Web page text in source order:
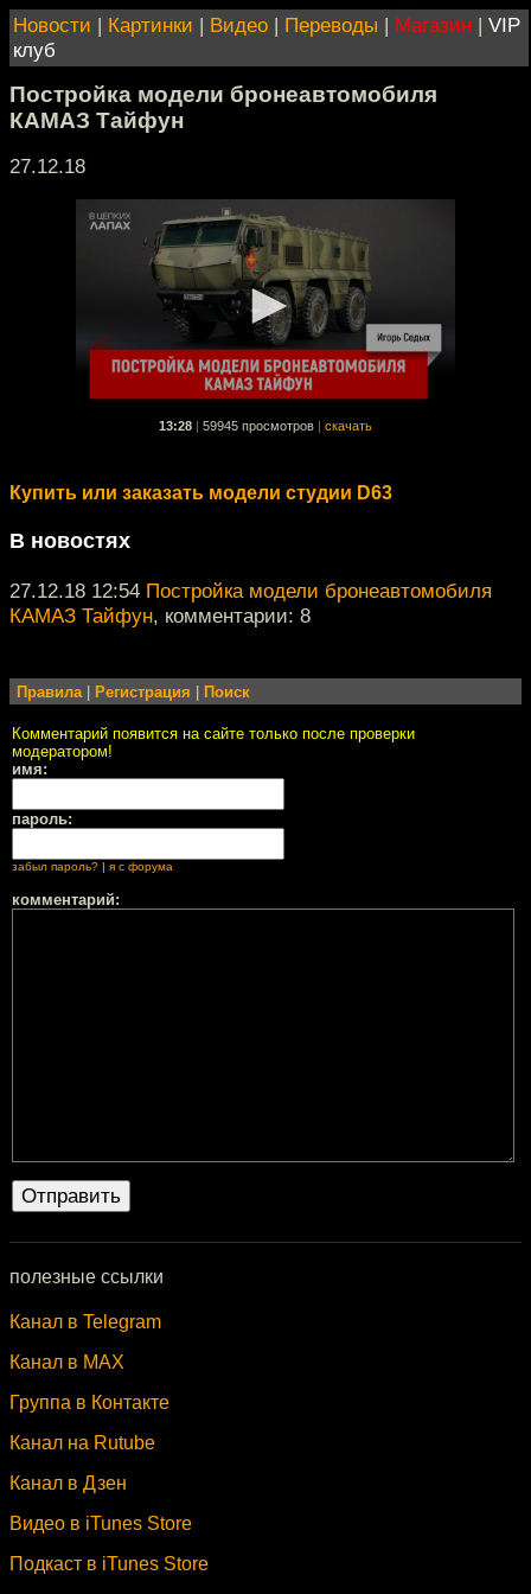
Новости | Картинки | Видео | Переводы | Магазин | VIP
клуб
Постройка модели бронеавтомобиля
КАМАЗ Тайфун
27.12.18
13:28 59945 просмотров скачать
Купить или заказать модели студии D63
В новостях
27.12.18 12:54 Постройка модели бронеавтомобиля
КАМАЗ Тайфун, комментарии: 8
Правила| Регистрация Поиск
Комментарий появится на сайте только после проверки
модератором!
имя:
пароль:
забыл пароль? я с форума
комментарий:
полезные ссылки
Канал в Telegram
Канал в MAX
Группа в Контакте
Канал на Rutube
Канал в Дзен
Видео в iTunes Store
Подкаст в iTunes Store